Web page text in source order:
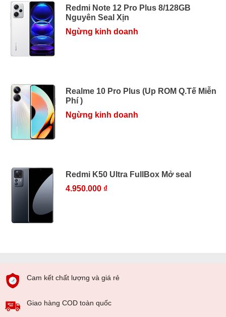
Redmi Note 12 Pro Plus 8/128GB
Nguyên Seal Xịn
Ngừng kinh doanh
Realme 10 Pro Plus (Up ROM Q.Tế Miễn
Phí )
Ngừng kinh doanh
Redmi K50 Ultra FullBox Mở seal
4.950.000 ₫
Cam kết chất lượng và giá rẻ
Giao hàng COD toàn quốc